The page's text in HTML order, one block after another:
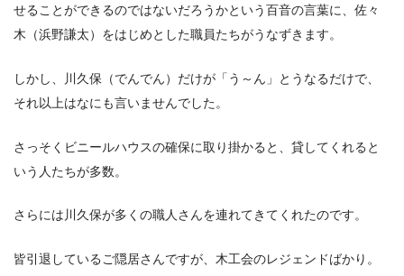
せることができるのではないだろうかという百音の言葉に、佐々
木（浜野謙太）をはじめとした職員たちがうなずきます。
しかし、川久保（でんでん）だけが「う～ん」とうなるだけで、
それ以上はなにも言いませんでした。
さっそくビニールハウスの確保に取り掛かると、貸してくれると
いう人たちが多数。
さらには川久保が多くの職人さんを連れてきてくれたのです。
皆引退しているご隠居さんですが、木工会のレジェンドばかり。